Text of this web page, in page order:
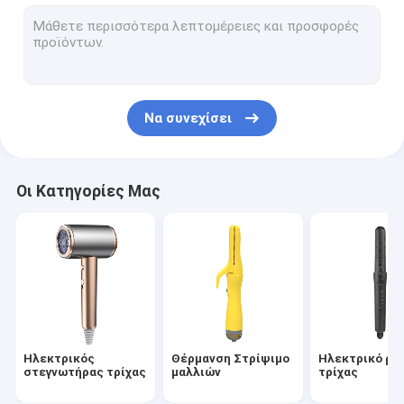
ηλεκτρική καυτή χτένα
Στεγνωτήρας τρίχας υψηλής ταχύτητας
Πολυλειτουργικό Στυλέρ Μαλλιών
Να συνεχίσει
Οι Κατηγορίες Μας
Ηλεκτρικός
στεγνωτήρας τρίχας
Θέρμανση Στρίψιμο
μαλλιών
Ηλεκτρικό
τρίχας